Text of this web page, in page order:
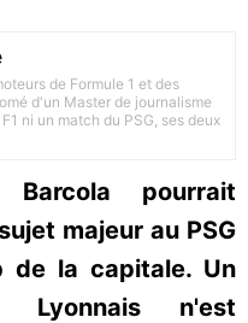
de Formule 1 et des
d'un Master de journalisme
ni un match du PSG, ses deux
pourrait
majeur au PSG
de la capitale. Un
n'est